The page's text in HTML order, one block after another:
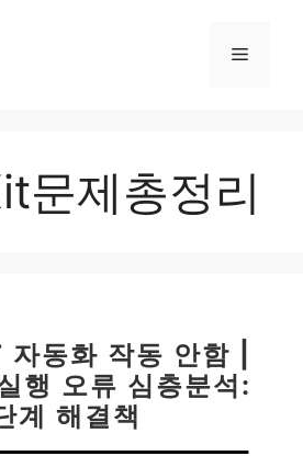
메
문제총정리
동화 작동 안함 |
행 오류 심층분석:
계 해결책